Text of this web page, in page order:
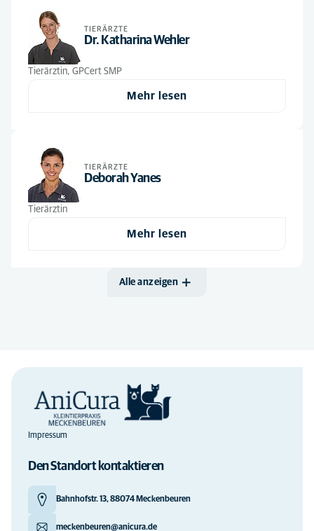
TIERÄRZTE
Dr. Katharina Wehler
Tierärztin, GPCert SMP
Mehr lesen
TIERÄRZTE
Deborah Yanes
Tierärztin
Mehr lesen
Alle anzeigen
Impressum
Den Standort kontaktieren
Bahnhofstr. 13, 88074 Meckenbeuren
meckenbeuren@anicura.de